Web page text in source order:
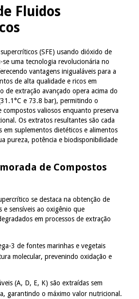
Fluidos
(SFE) usando dióxido de
uma tecnologia revolucionária no
vantagens inigualáveis para a
de alta qualidade e ricos em
de extração avançado opera acima do
e 73.8 bar), permitindo o
compostos valiosos enquanto preserva
Os extratos resultantes são cada
em suplementos dietéticos e alimentos
pureza, potência e biodisponibilidade
de Compostos
se destaca na obtenção de
e sensíveis ao oxigênio que
em processos de extração
3 de fontes marinhas e vegetais
molecular, prevenindo oxidação e
(A, D, E, K) são extraídas sem
garantindo o máximo valor nutricional.